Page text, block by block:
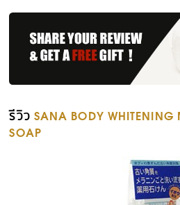
รีวิว SANA BODY WHITENING
SOAP